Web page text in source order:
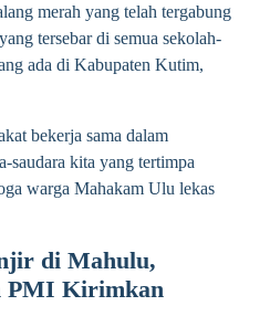
merah yang telah tergabung
tersebar di semua sekolah-
ada di Kabupaten Kutim,
bekerja sama dalam
saudara kita yang tertimpa
warga Mahakam Ulu lekas
di Mahulu,
PMI Kirimkan